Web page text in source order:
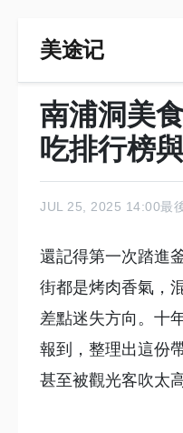
美途记
南浦洞美
吃排行榜
JUL 25, 2025 14:00最
還記得第一次踏進
街都是烤肉香氣，
差點迷失方向。十
報到，整理出這份
甚至被觀光客吹太